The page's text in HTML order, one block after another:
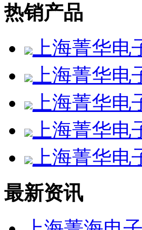
热销产品
上海菁华电
上海菁华电
上海菁华电
上海菁华电
上海菁华
最新资讯